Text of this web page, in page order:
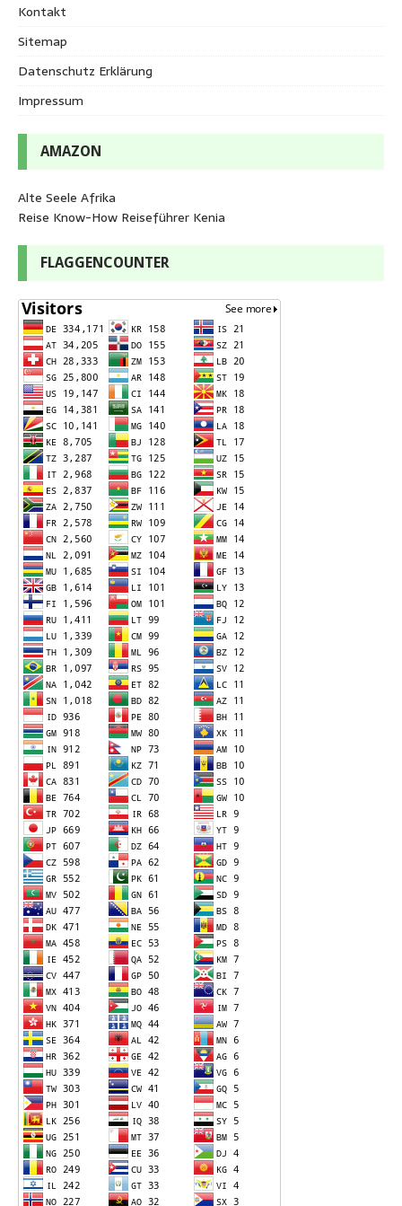
Kontakt
Sitemap
Datenschutz Erklärung
Impressum
AMAZON
Alte Seele Afrika
Reise Know-How Reiseführer Kenia
FLAGGENCOUNTER